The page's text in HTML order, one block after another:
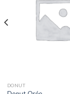
DONUT